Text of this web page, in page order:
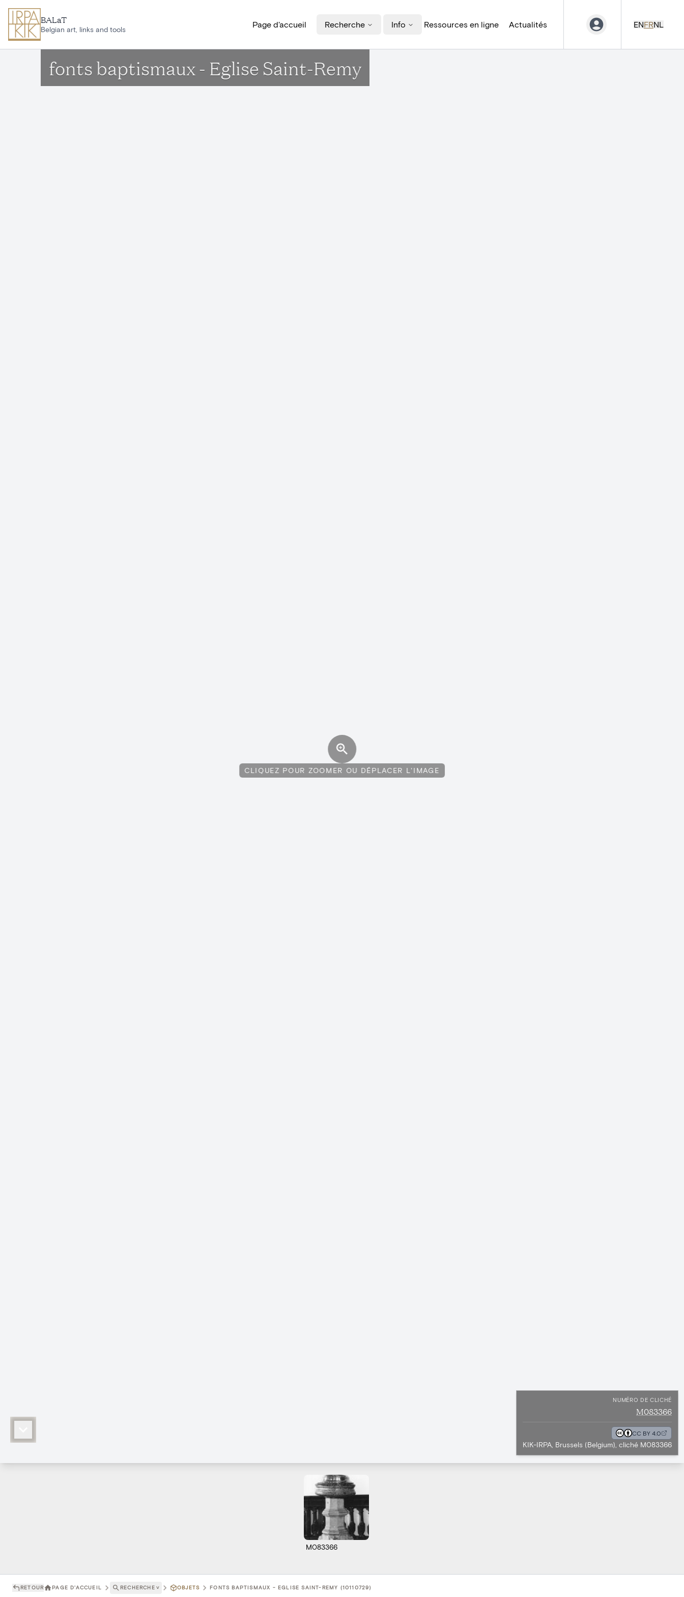
BALaT
Belgian art, links and tools
Page d'accueil Recherche Info Ressources en ligne Actualités ENFRNL
fonts baptismaux - Eglise Saint-Remy
CLIQUEZ POUR ZOOMER OU DÉPLACER L'IMAGE
NUMÉRO DE CLICHÉ
M083366
CC BY 4.0
KIK-IRPA, Brussels (Belgium), cliché M083366
M083366
RETOUR PAGE D'ACCUEIL RECHERCHE ˅ OBJETS FONTS BAPTISMAUX - EGLISE SAINT-REMY (10110729)